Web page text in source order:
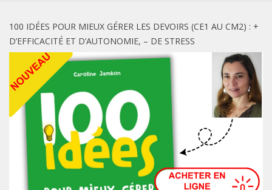
100 IDÉES POUR MIEUX GÉRER LES DEVOIRS (CE1 AU CM2) : +
D’EFFICACITÉ ET D’AUTONOMIE, – DE STRESS